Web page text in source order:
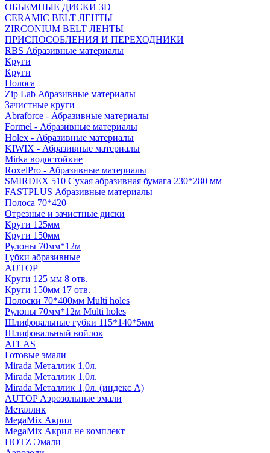
ОБЪЕМНЫЕ ДИСКИ 3D
CERAMIC BELT ЛЕНТЫ
ZIRCONIUM BELT ЛЕНТЫ
ПРИСПОСОБЛЕНИЯ И ПЕРЕХОДНИКИ
RBS Абразивные материалы
Круги
Круги
Полоса
Zip Lab Абразивные материалы
Зачистные круги
Abraforce - Абразивные материалы
Formel - Абразивные материалы
Holex - Абразивные материалы
KIWIX - Абразивные материалы
Mirka водостойкие
RoxelPro - Абразивные материалы
SMIRDEX 510 Сухая абразивная бумага 230*280 мм
FASTPLUS Абразивные материалы
Полоса 70*420
Отрезные и зачистные диски
Круги 125мм
Круги 150мм
Рулоны 70мм*12м
Губки абразивные
AUTOP
Круги 125 мм 8 отв.
Круги 150мм 17 отв.
Полоски 70*400мм Multi holes
Рулоны 70мм*12м Multi holes
Шлифовальные губки 115*140*5мм
Шлифовальный войлок
ATLAS
Готовые эмали
Mirada Металлик 1,0л.
Mirada Металлик 1,0л.
Mirada Металлик 1,0л. (индекс А)
AUTOP Аэрозольные эмали
Металлик
MegaMix Акрил
MegaMix Акрил не комплект
HOTZ Эмали